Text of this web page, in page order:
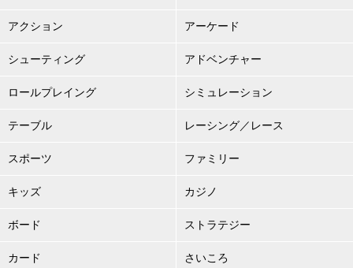
アクション アーケード
シューティング アドベンチャー
ロールプレイング シミュレーション
テーブル レーシング／レース
スポーツ ファミリー
キッズ カジノ
ボード ストラテジー
カード さいころ